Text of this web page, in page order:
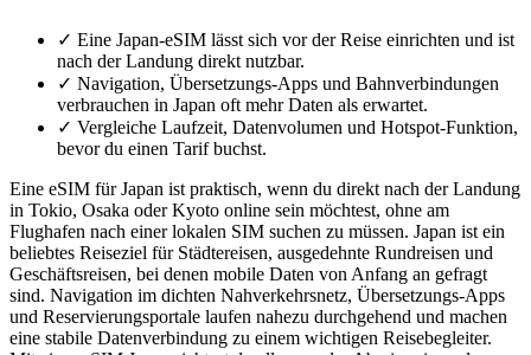
✓ Eine Japan-eSIM lässt sich vor der Reise einrichten und ist
nach der Landung direkt nutzbar.
✓ Navigation, Übersetzungs-Apps und Bahnverbindungen
verbrauchen in Japan oft mehr Daten als erwartet.
✓ Vergleiche Laufzeit, Datenvolumen und Hotspot-Funktion,
bevor du einen Tarif buchst.
Eine eSIM für Japan ist praktisch, wenn du direkt nach der Landung
in Tokio, Osaka oder Kyoto online sein möchtest, ohne am
Flughafen nach einer lokalen SIM suchen zu müssen. Japan ist ein
beliebtes Reiseziel für Städtereisen, ausgedehnte Rundreisen und
Geschäftsreisen, bei denen mobile Daten von Anfang an gefragt
sind. Navigation im dichten Nahverkehrsnetz, Übersetzungs-Apps
und Reservierungsportale laufen nahezu durchgehend und machen
eine stabile Datenverbindung zu einem wichtigen Reisebegleiter.